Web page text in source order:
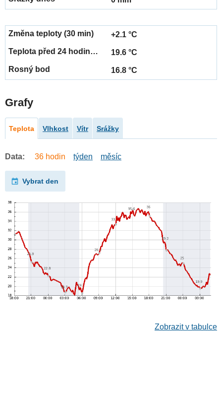
+2.1 °C
19.6 °C
16.8 °C
Grafy
Teplota Vlhkost Vítr Srážky
Data: 36 hodin týden měsíc
Vybrat den
Zobrazit v tabulce